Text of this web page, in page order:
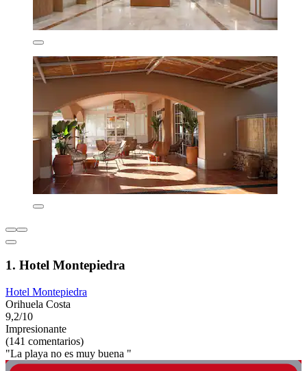
1. Hotel Montepiedra
Hotel Montepiedra
Orihuela Costa
9,2/10
Impresionante
(141 comentarios)
"La playa no es muy buena "